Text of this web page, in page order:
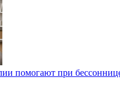
помогают при